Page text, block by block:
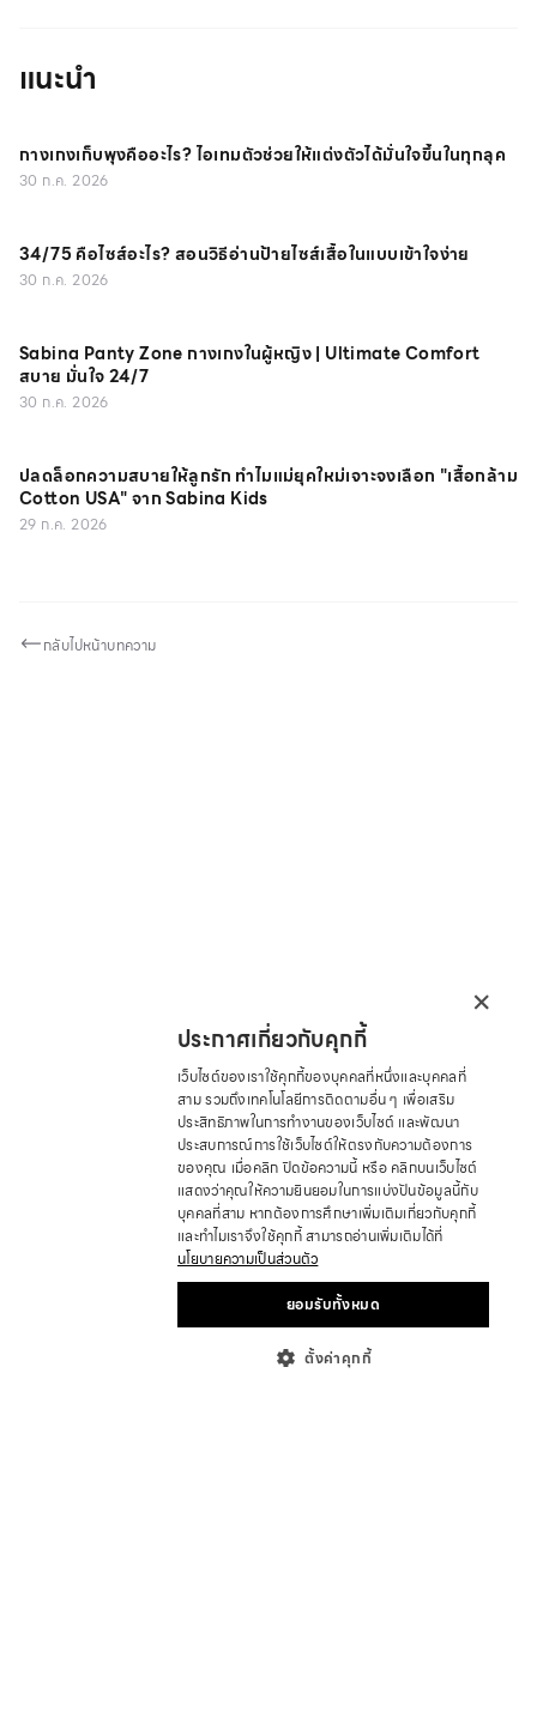
แนะนำ
กางเกงเก็บพุงคืออะไร? ไอเทมตัวช่วยให้แต่งตัวได้มั่นใจขึ้นในทุกลุค
30 ก.ค. 2026
34/75 คือไซส์อะไร? สอนวิธีอ่านป้ายไซส์เสื้อในแบบเข้าใจง่าย
30 ก.ค. 2026
Sabina Panty Zone กางเกงในผู้หญิง | Ultimate Comfort
สบาย มั่นใจ 24/7
30 ก.ค. 2026
ปลดล็อกความสบายให้ลูกรัก ทำไมแม่ยุคใหม่เจาะจงเลือก "เสื้อกล้าม
Cotton USA" จาก Sabina Kids
29 ก.ค. 2026
กลับไปหน้าบทความ
×
ประกาศเกี่ยวกับคุกกี้
เว็บไซต์ของเราใช้คุกกี้ของบุคคลที่หนึ่งและบุคคลที่
สาม รวมถึงเทคโนโลยีการติดตามอื่น ๆ เพื่อเสริม
ประสิทธิภาพในการทำงานของเว็บไซต์ และพัฒนา
ประสบการณ์การใช้เว็บไซต์ให้ตรงกับความต้องการ
ของคุณ เมื่อคลิก ปิดข้อความนี้ หรือ คลิกบนเว็บไซต์
แสดงว่าคุณให้ความยินยอมในการแบ่งปันข้อมูลนี้กับ
บุคคลที่สาม หากต้องการศึกษาเพิ่มเติมเกี่ยวกับคุกกี้
และทำไมเราจึงใช้คุกกี้ สามารถอ่านเพิ่มเติมได้ที่
นโยบายความเป็นส่วนตัว
ยอมรับทั้งหมด
ตั้งค่าคุกกี้